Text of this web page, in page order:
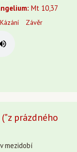
Mt 10,37
Kázání Závěr
prázdného
mezidobí